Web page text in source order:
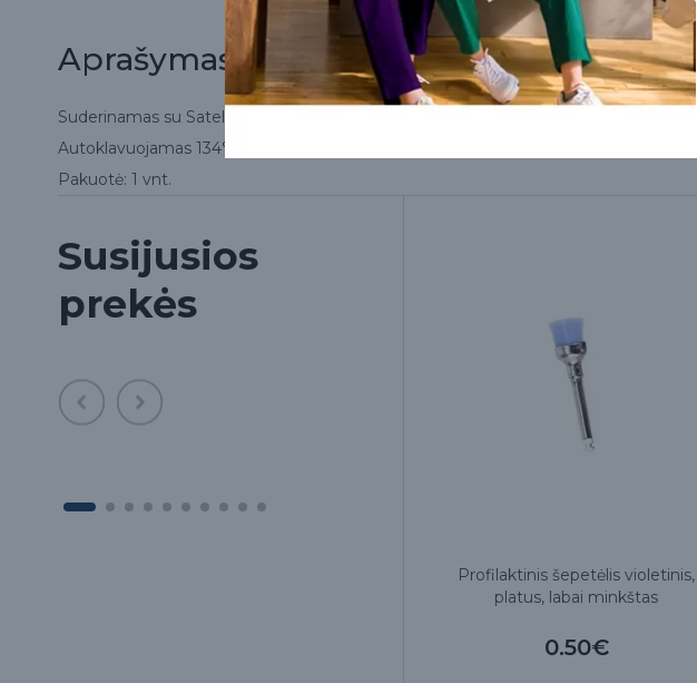
Aprašymas
Suderinamas su Satelec tipo skaleriais.
Autoklavuojamas 134°C temperatūroje.
Pakuotė: 1 vnt.
Susijusios
prekės
Profilaktinis šepetėlis violetinis,
platus, labai minkštas
0.50€